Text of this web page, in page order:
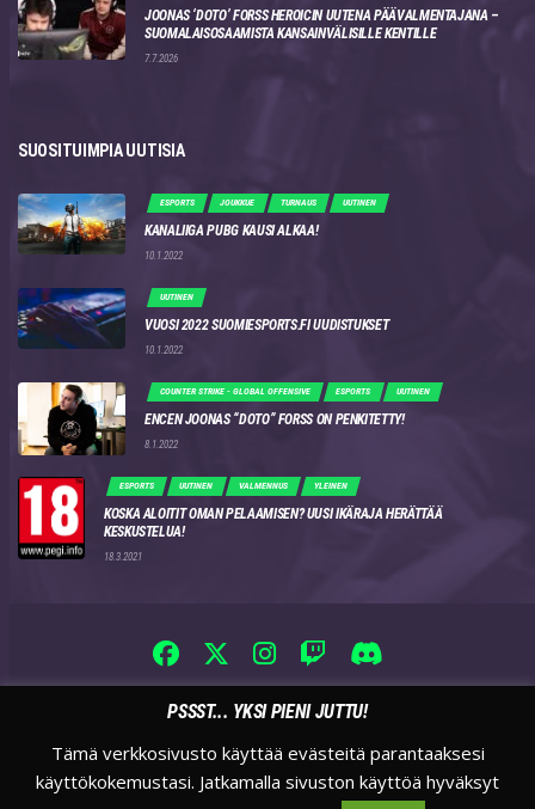
JOONAS ‘DOTO’ FORSS HEROICIN UUTENA PÄÄVALMENTAJANA –
SUOMALAISOSAAMISTA KANSAINVÄLISILLE KENTILLE
7.7.2026
SUOSITUIMPIA UUTISIA
ESPORTS JOUKKUE TURNAUS UUTINEN
KANALIIGA PUBG KAUSI ALKAA!
10.1.2022
UUTINEN
VUOSI 2022 SUOMIESPORTS.FI UUDISTUKSET
10.1.2022
COUNTER STRIKE - GLOBAL OFFENSIVE ESPORTS UUTINEN
ENCEN JOONAS “DOTO” FORSS ON PENKITETTY!
8.1.2022
ESPORTS UUTINEN VALMENNUS YLEINEN
KOSKA ALOITIT OMAN PELAAMISEN? UUSI IKÄRAJA HERÄTTÄÄ
KESKUSTELUA!
18.3.2021
PSSST... YKSI PIENI JUTTU!
Tämä verkkosivusto käyttää evästeitä parantaaksesi
käyttökokemustasi. Jatkamalla sivuston käyttöä hyväksyt